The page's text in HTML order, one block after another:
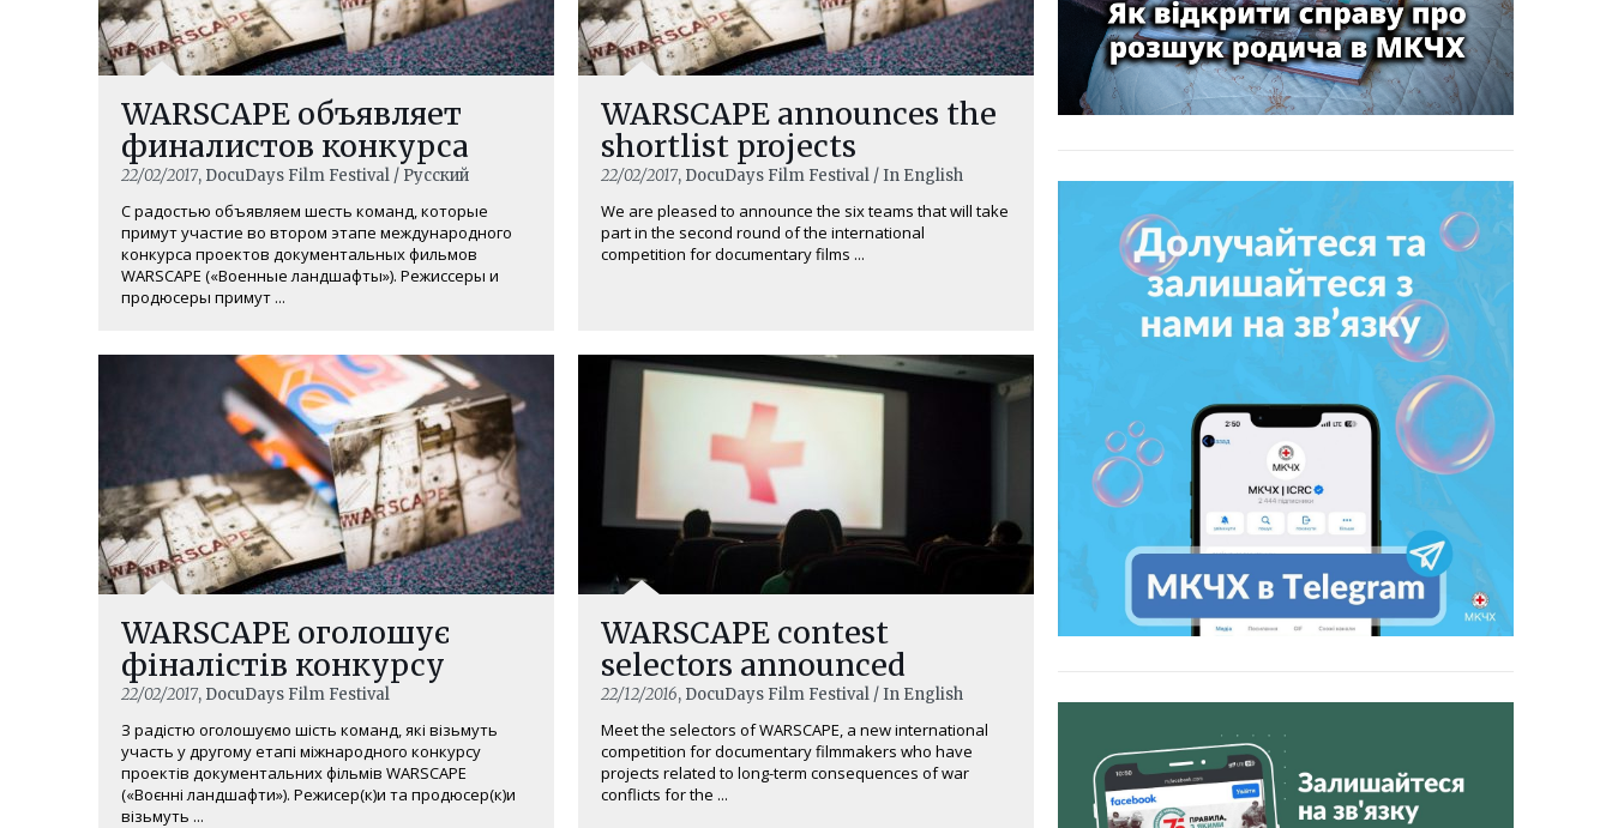
WARSCAPE объявляет
финалистов конкурса
22/02/2017, DocuDays Film Festival / Русский
С радостью объявляем шесть команд, которые
примут участие во втором этапе международного
конкурса проектов документальных фильмов
WARSCAPE («Военные ландшафты»). Режиссеры и
продюсеры примут ...
WARSCAPE announces the
shortlist projects
22/02/2017, DocuDays Film Festival / In English
We are pleased to announce the six teams that will take
part in the second round of the international
competition for documentary films ...
WARSCAPE оголошує
фіналістів конкурсу
22/02/2017, DocuDays Film Festival
З радістю оголошуємо шість команд, які візьмуть
участь у другому етапі міжнародного конкурсу
проектів документальних фільмів WARSCAPE
(«Воєнні ландшафти»). Режисер(к)и та продюсер(к)и
візьмуть ...
WARSCAPE contest
selectors announced
22/12/2016, DocuDays Film Festival / In English
Meet the selectors of WARSCAPE, a new international
competition for documentary filmmakers who have
projects related to long-term consequences of war
conflicts for the ...